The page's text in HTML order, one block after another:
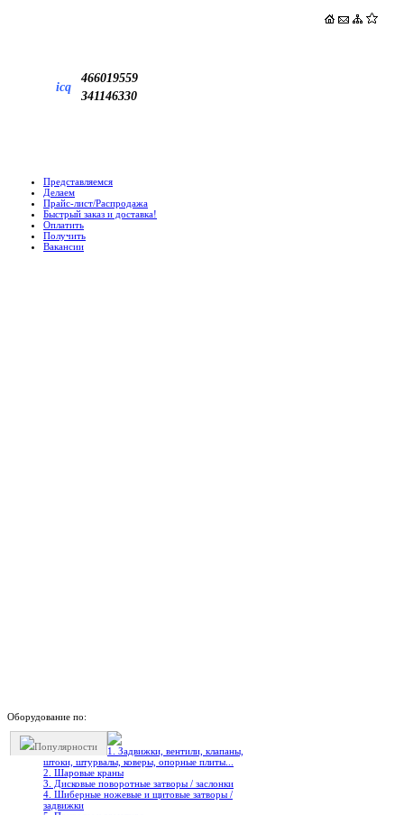
icq
466019559
341146330
Представляемся
Делаем
Прайс-лист/Распродажа
Быстрый заказ и доставка!
Оплатить
Получить
Вакансии
Оборудование по:
Популярности
1. Задвижки, вентили, клапаны,
штоки, штурвалы, коверы, опорные плиты...
2. Шаровые краны
3. Дисковые поворотные затворы / заслонки
4. Шиберные ножевые и щитовые затворы /
задвижки